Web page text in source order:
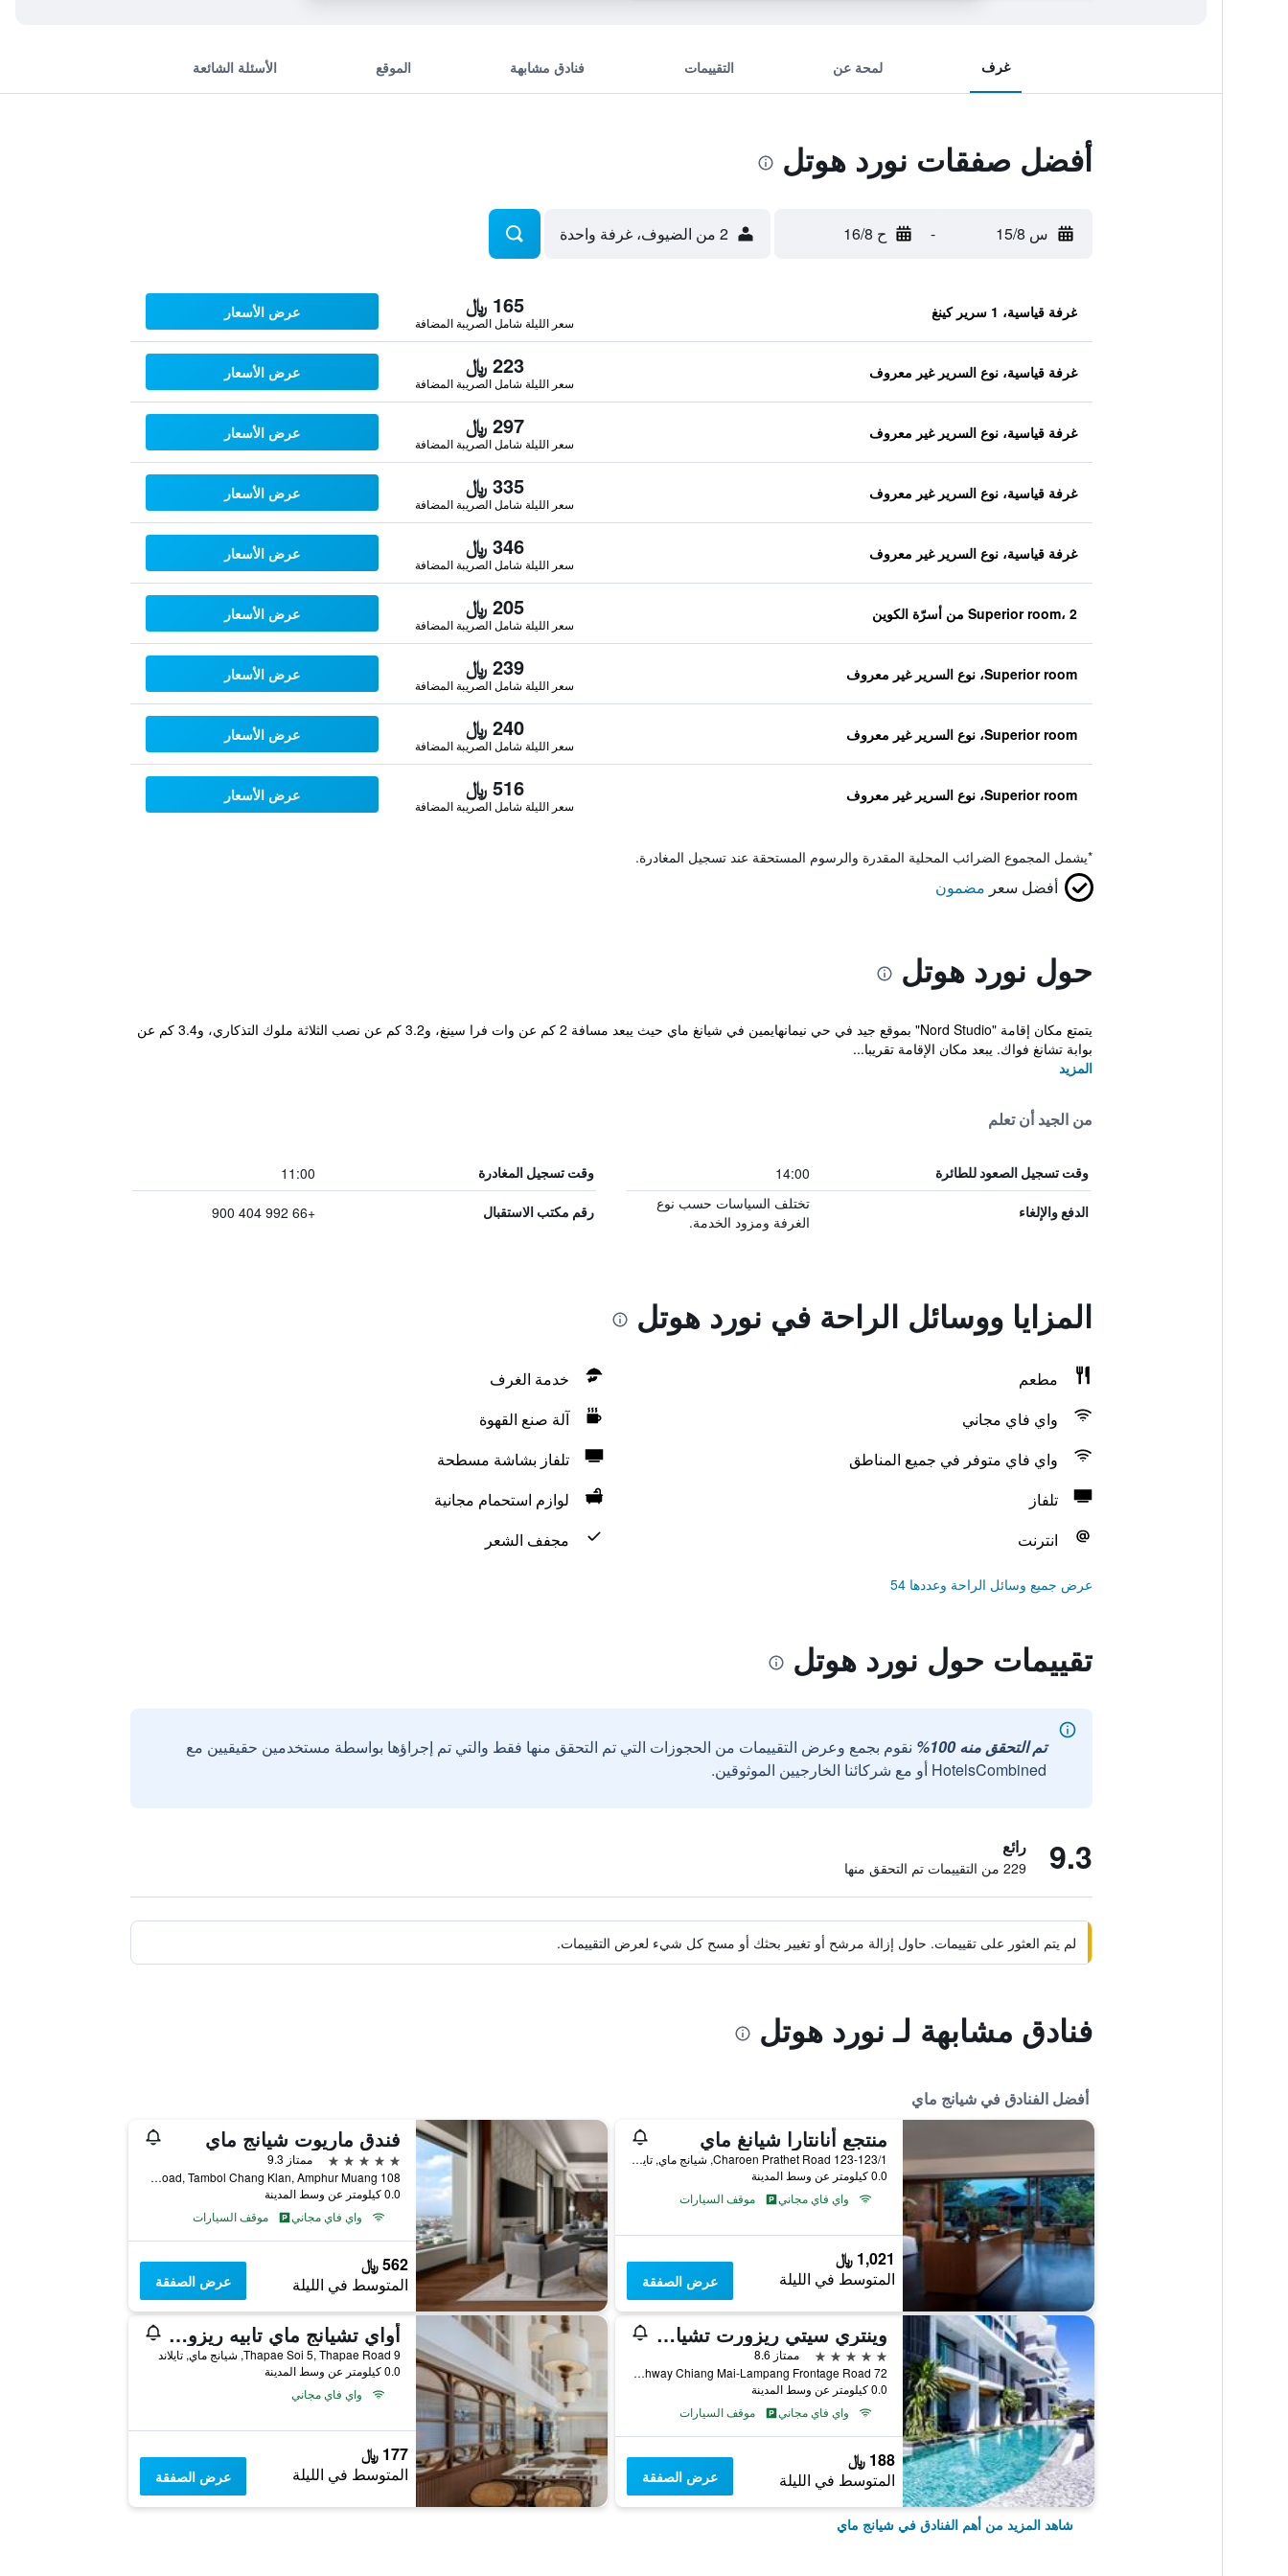
غرف لمحة عن التقييمات فنادق مشابهة الموقع الأسئلة الشائعة
أفضل صفقات نورد هوتل
س 15/8 - ح 16/8 2 من الضيوف، غرفة واحدة
غرفة قياسية، 1 سرير كينغ 165 ﷼
سعر الليلة شامل الصريبة المضافة
عرض الأسعار
غرفة قياسية، نوع السرير غير معروف 223 ﷼
سعر الليلة شامل الصريبة المضافة
عرض الأسعار
غرفة قياسية، نوع السرير غير معروف 297 ﷼
سعر الليلة شامل الصريبة المضافة
عرض الأسعار
غرفة قياسية، نوع السرير غير معروف 335 ﷼
سعر الليلة شامل الصريبة المضافة
عرض الأسعار
غرفة قياسية، نوع السرير غير معروف 346 ﷼
سعر الليلة شامل الصريبة المضافة
عرض الأسعار
Superior room، 2 من أسرّة الكوين 205 ﷼
سعر الليلة شامل الصريبة المضافة
عرض الأسعار
Superior room، نوع السرير غير معروف 239 ﷼
سعر الليلة شامل الصريبة المضافة
عرض الأسعار
Superior room، نوع السرير غير معروف 240 ﷼
سعر الليلة شامل الصريبة المضافة
عرض الأسعار
Superior room، نوع السرير غير معروف 516 ﷼
سعر الليلة شامل الصريبة المضافة
عرض الأسعار
*يشمل المجموع الضرائب المحلية المقدرة والرسوم المستحقة عند تسجيل المغادرة.
أفضل سعر مضمون
حول نورد هوتل
يتمتع مكان إقامة "Nord Studio" بموقع جيد في حي نيمانهايمين في شيانغ ماي حيث يبعد مسافة 2 كم عن وات فرا سينغ، و3.2 كم عن نصب الثلاثة ملوك التذكاري، و3.4 كم عن
بوابة تشانغ فواك. يبعد مكان الإقامة تقريبا...
المزيد
من الجيد أن تعلم
وقت تسجيل الصعود للطائرة 14:00 وقت تسجيل المغادرة 11:00
الدفع والإلغاء
تختلف السياسات حسب نوع
الغرفة ومزود الخدمة.
رقم مكتب الاستقبال +66 992 404 900
المزايا ووسائل الراحة في نورد هوتل
مطعم
خدمة الغرف
واي فاي مجاني
آلة صنع القهوة
واي فاي متوفر في جميع المناطق
تلفاز بشاشة مسطحة
تلفاز
لوازم استحمام مجانية
انترنت
مجفف الشعر
عرض جميع وسائل الراحة وعددها 54
تقييمات حول نورد هوتل
تم التحقق منه 100%
نقوم بجمع وعرض التقييمات من الحجوزات التي تم التحقق منها فقط والتي تم إجراؤها بواسطة مستخدمين حقيقيين مع
HotelsCombined أو مع شركائنا الخارجيين الموثوقين.
9.3 رائع
229 من التقييمات تم التحقق منها
لم يتم العثور على تقييمات. حاول إزالة مرشح أو تغيير بحثك أو مسح كل شيء لعرض التقييمات.
فنادق مشابهة لـ نورد هوتل
أفضل الفنادق في شيانج ماي
منتجع أنانتارا شيانغ ماي
123-123/1 Charoen Prathet Road, شيانج ماي, تايلاند
0.0 كيلومتر عن وسط المدينة
واي فاي مجاني
موقف السيارات
1,021 ﷼
المتوسط في الليلة عرض الصفقة
فندق ماريوت شيانج ماي
5 نجوم
ممتاز 9.3
108 Chang Klan Road, Tambol Chang Klan, Amphur Muang, شيانج ماي, تايلاند
0.0 كيلومتر عن وسط المدينة
واي فاي مجاني
موقف السيارات
562 ﷼
المتوسط في الليلة عرض الصفقة
وينتري سيتي ريزورت تشيانغ ماي
5 نجوم
ممتاز 8.6
72 Highway Chiang Mai-Lampang Frontage Road, شيانج ماي, تايلاند
0.0 كيلومتر عن وسط المدينة
واي فاي مجاني
موقف السيارات
188 ﷼
المتوسط في الليلة عرض الصفقة
أواي تشيانج ماي تابيه ريزورت - إيه فيجان ريتريت
9 Thapae Soi 5, Thapae Road, شيانج ماي, تايلاند
0.0 كيلومتر عن وسط المدينة
واي فاي مجاني
177 ﷼
المتوسط في الليلة عرض الصفقة
شاهد المزيد من أهم الفنادق في شيانج ماي